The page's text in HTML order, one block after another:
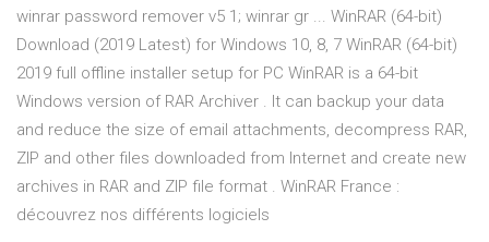
winrar password remover v5 1; winrar gr ... WinRAR (64-bit)
Download (2019 Latest) for Windows 10, 8, 7 WinRAR (64-bit)
2019 full offline installer setup for PC WinRAR is a 64-bit
Windows version of RAR Archiver . It can backup your data
and reduce the size of email attachments, decompress RAR,
ZIP and other files downloaded from Internet and create new
archives in RAR and ZIP file format . WinRAR France :
découvrez nos différents logiciels